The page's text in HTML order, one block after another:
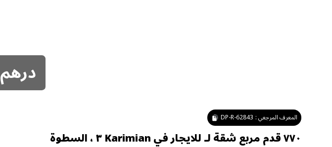
درهم
المعرف المرجعي : DP-R-62843
٧٧٠ قدم مربع شقة لـ للايجار في Karimian ٣ ، السطوة